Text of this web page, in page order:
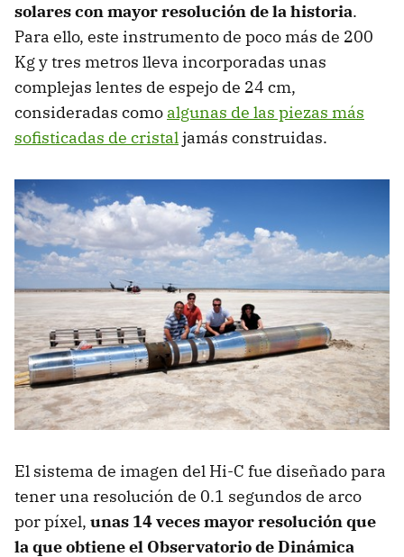
solares con mayor resolución de la historia.
Para ello, este instrumento de poco más de 200
Kg y tres metros lleva incorporadas unas
complejas lentes de espejo de 24 cm,
consideradas como algunas de las piezas más
sofisticadas de cristaljamás construidas.
El sistema de imagen del Hi-C fue diseñado para
tener una resolución de 0.1 segundos de arco
por píxel, unas 14 veces mayor resolución que
la que obtiene el Observatorio de Dinámica